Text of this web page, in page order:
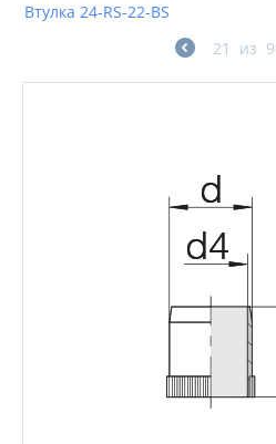
Втулка 24-RS-22-BS
21
из